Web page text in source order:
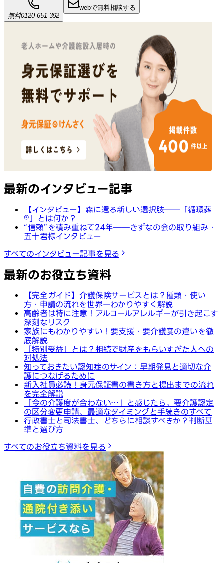
無料0120-651-392
webで無料相談する
最新のインタビュー記事
【インタビュー】森に還る新しい選択肢──「循環葬
®︎」とは何か？
“信頼”を積み重ねて24年——きずなの会の取り組み・
五十君様インタビュー
すべてのインタビュー記事を見る
最新のお役立ち資料
【完全ガイド】介護保険サービスとは？種類・使い
方・申請の流れを世界一わかりやすく解説
高齢者は特に注意！アルコールアレルギーが引き起こす
深刻なリスク
家族にもわかりやすい！要支援・要介護度の違いを徹
底解説
「特別受益」とは？相続で財産をもらいすぎた人への
対処法
知っておきたい認知症のサイン：早期発見と適切な介
護につなげるために
新入社員必読！身元保証書の書き方と提出までの流れ
を完全解説
「今の介護度が合わない…」と感じたら。要介護認定
の区分変更申請、最適なタイミングと手続きのすべて
行政書士と司法書士、どちらに相談すべきか？判断基
準と選び方
すべてのお役立ち資料を見る